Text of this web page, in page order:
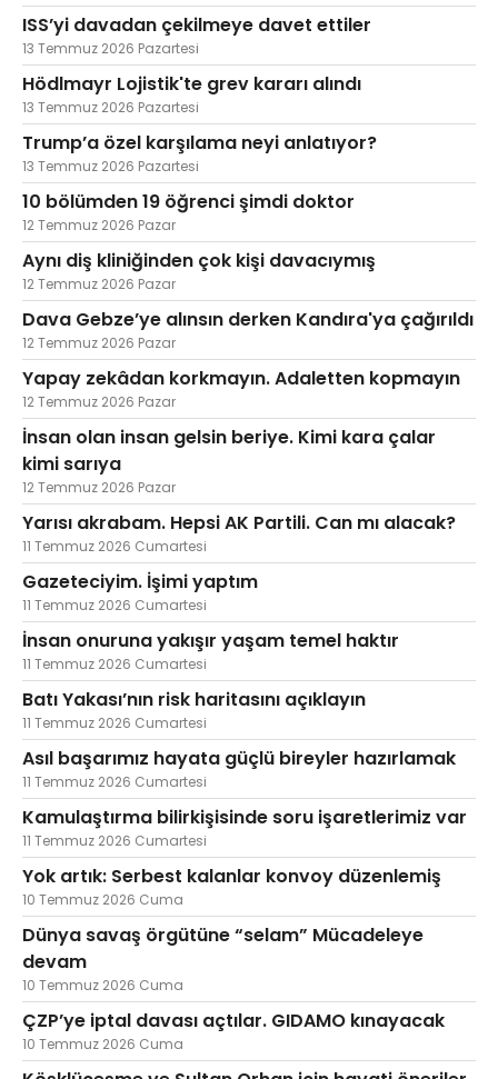
ISS’yi davadan çekilmeye davet ettiler
13 Temmuz 2026 Pazartesi
Hödlmayr Lojistik'te grev kararı alındı
13 Temmuz 2026 Pazartesi
Trump’a özel karşılama neyi anlatıyor?
13 Temmuz 2026 Pazartesi
10 bölümden 19 öğrenci şimdi doktor
12 Temmuz 2026 Pazar
Aynı diş kliniğinden çok kişi davacıymış
12 Temmuz 2026 Pazar
Dava Gebze’ye alınsın derken Kandıra'ya çağırıldı
12 Temmuz 2026 Pazar
Yapay zekâdan korkmayın. Adaletten kopmayın
12 Temmuz 2026 Pazar
İnsan olan insan gelsin beriye. Kimi kara çalar
kimi sarıya
12 Temmuz 2026 Pazar
Yarısı akrabam. Hepsi AK Partili. Can mı alacak?
11 Temmuz 2026 Cumartesi
Gazeteciyim. İşimi yaptım
11 Temmuz 2026 Cumartesi
İnsan onuruna yakışır yaşam temel haktır
11 Temmuz 2026 Cumartesi
Batı Yakası’nın risk haritasını açıklayın
11 Temmuz 2026 Cumartesi
Asıl başarımız hayata güçlü bireyler hazırlamak
11 Temmuz 2026 Cumartesi
Kamulaştırma bilirkişisinde soru işaretlerimiz var
11 Temmuz 2026 Cumartesi
Yok artık: Serbest kalanlar konvoy düzenlemiş
10 Temmuz 2026 Cuma
Dünya savaş örgütüne “selam” Mücadeleye
devam
10 Temmuz 2026 Cuma
ÇZP’ye iptal davası açtılar. GIDAMO kınayacak
10 Temmuz 2026 Cuma